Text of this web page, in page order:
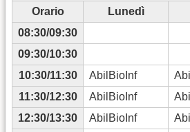
Orario Lunedì
08:30/09:30
09:30/10:30
10:30/11:30
AbilBioInf
11:30/12:30
AbilBioInf
12:30/13:30
AbilBioInf